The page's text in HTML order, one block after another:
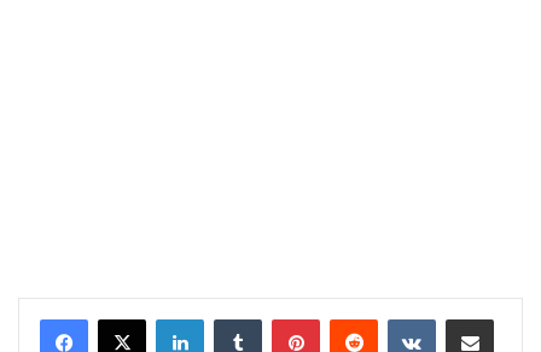
LinkedInTumblr PinterestReddit VKontakteShare via Email